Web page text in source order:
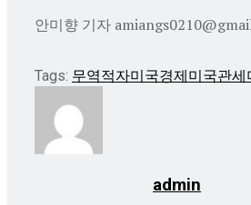
안미향 기자
Tags: 무역적자미국경제미국관세
admin